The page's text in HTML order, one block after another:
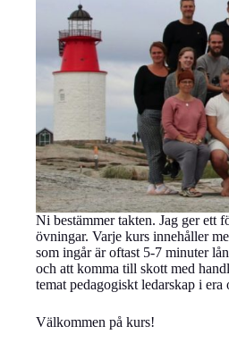
Ni bestämmer takten. Jag ger ett
övningar. Varje kurs innehåller
som ingår är oftast 5-7 minuter
och att komma till skott med
temat pedagogiskt ledarskap i era
Välkommen på kurs!